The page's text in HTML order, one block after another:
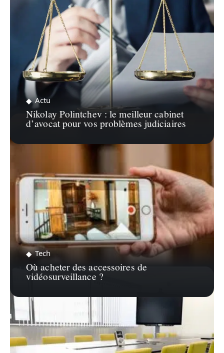
Actu
Nikolay Polintchev : le meilleur cabinet
d’avocat pour vos problèmes judiciaires
Tech
Où acheter des accessoires de
vidéosurveillance ?